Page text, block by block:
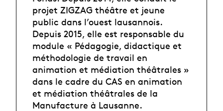
projet ZIGZAG théâtre et jeune
public dans l’ouest lausannois.
Depuis 2015, elle est responsable du
module « Pédagogie, didactique et
méthodologie de travail en
animation et médiation théâtrales »
dans le cadre du CAS en animation
et médiation théâtrales de la
Manufacture à Lausanne.